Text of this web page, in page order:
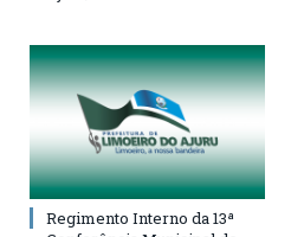
Regimento Interno da 13ª